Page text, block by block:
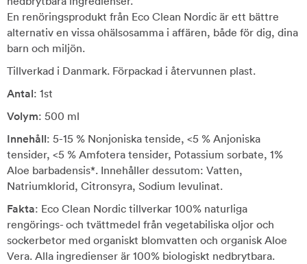
En renöringsprodukt från Eco Clean Nordic är ett bättre
alternativ en vissa ohälsosamma i affären, både för dig, dina
barn och miljön.
Tillverkad i Danmark. Förpackad i återvunnen plast.
Antal: 1st
Volym: 500 ml
Innehåll: 5-15 % Nonjoniska tenside, <5 % Anjoniska
tensider, <5 % Amfotera tensider, Potassium sorbate, 1%
Aloe barbadensis*. Innehåller dessutom: Vatten,
Natriumklorid, Citronsyra, Sodium levulinat.
Fakta: Eco Clean Nordic tillverkar 100% naturliga
rengörings- och tvättmedel från vegetabiliska oljor och
sockerbetor med organiskt blomvatten och organisk Aloe
Vera. Alla ingredienser är 100% biologiskt nedbrytbara.